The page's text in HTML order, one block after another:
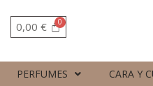
0,00 €
PERFUMES CARA Y